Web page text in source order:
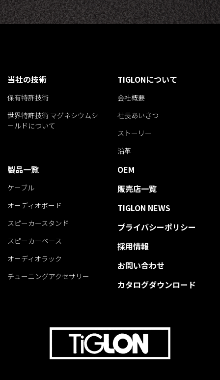
当社の技術
保有特許技術
世界特許技術 マグネシウムシ
ールドについて
TIGLONについて
会社概要
社長あいさつ
ストーリー
沿革
製品一覧
ケーブル
オーディオボード
スピーカースタンド
スピーカーベース
オーディオラック
チューニングアクセサリー
OEM
販売店一覧
TIGLON NEWS
プライバシーポリシー
採用情報
お問い合わせ
カタログダウンロード